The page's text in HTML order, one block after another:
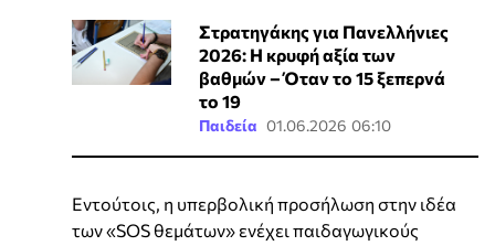
Στρατηγάκης για Πανελλήνιες
2026: Η κρυφή αξία των
βαθμών – Όταν το 15 ξεπερνά
το 19
Παιδεία 01.06.2026 06:10
Εντούτοις, η υπερβολική προσήλωση στην ιδέα
των «SOS θεμάτων» ενέχει παιδαγωγικούς